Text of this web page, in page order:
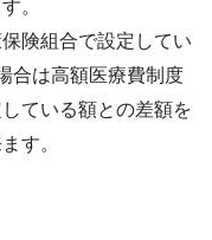
。
険組合で設定してい
合は高額医療費制度
ている額との差額を
す。